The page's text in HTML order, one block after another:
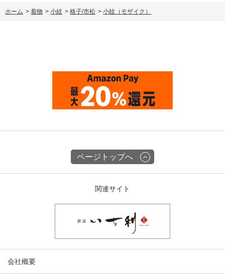
ホーム > 着物 > 小紋 > 格子/市松 > 小紋（モザイク）
ページトップへ
関連サイト
会社概要